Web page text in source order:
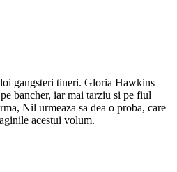
gangsteri tineri. Gloria Hawkins
bancher, iar mai tarziu si pe fiul
Nil urmeaza sa dea o proba, care
acestui volum.